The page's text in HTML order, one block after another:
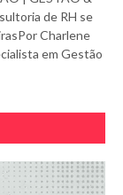
de RH se
Charlene
em Gestão